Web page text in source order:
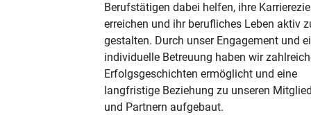
Berufstätigen dabei helfen, ihre
erreichen und ihr berufliches Leben aktiv
gestalten. Durch unser Engagement und
individuelle Betreuung haben wir
Erfolgsgeschichten ermöglicht und eine
langfristige Beziehung zu unseren
und Partnern aufgebaut.